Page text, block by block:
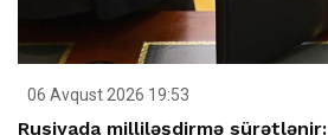
06 Avqust 2026 19:53
Rusiyada milliləşdirmə sürətlənir: